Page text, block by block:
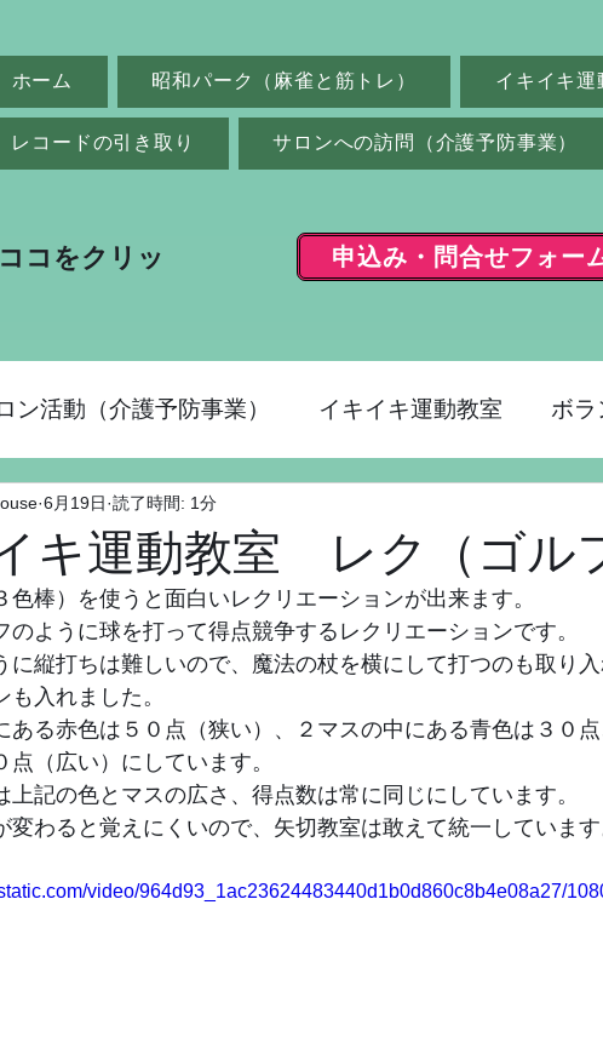
ホーム 昭和パーク（麻雀と筋トレ） イキイキ運
レコードの引き取り サロンへの訪問（介護予防事業）
コをクリッ
申込み・問合せフォー
ン活動（介護予防事業） イキイキ運動教室 ボラ
ーク（麻雀）
キ運動教室 レク（ゴル
6月19日 読了時間: 1分
棒）を使うと面白いレクリエーションが出来ます。
ように球を打って得点競争するレクリエーションです。
縦打ちは難しいので、魔法の杖を横にして打つのも取り
入れました。
る赤色は５０点（狭い）、２マスの中にある青色は３０
点（広い）にしています。
記の色とマスの広さ、得点数は常に同じにしています。
わると覚えにくいので、矢切教室は敢えて統一しています
video/964d93_1ac23624483440d1b0d860c8b4e08a27/